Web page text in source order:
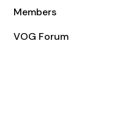
Members
VOG Forum